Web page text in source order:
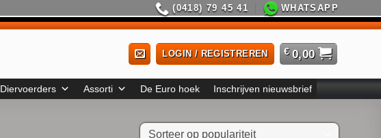
(0418) 79 45 41 WHATSAPP
LOGIN / REGISTREREN € 0,00
Diervoerders Assorti De Euro hoek Inschrijven nieuwsbrief